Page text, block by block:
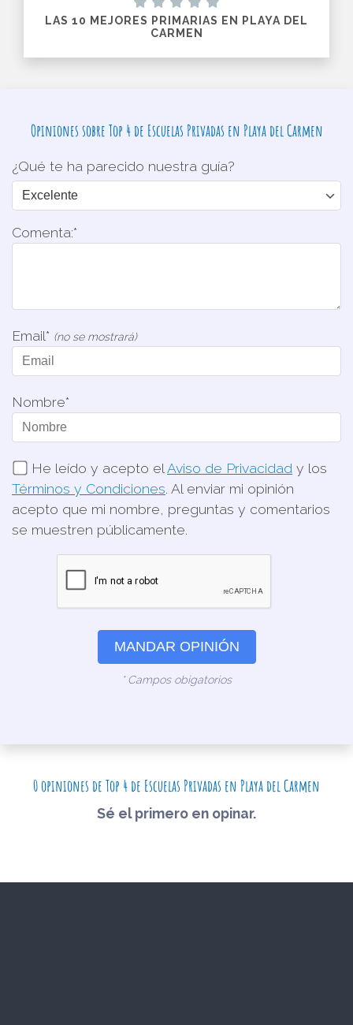
LAS 10 MEJORES PRIMARIAS EN PLAYA DEL
CARMEN
Opiniones sobre Top 4 de Escuelas Privadas en Playa del Carmen
¿Qué te ha parecido nuestra guía?
Comenta:*
Email* (no se mostrará)
Nombre*
He leído y acepto el Aviso de Privacidad y los
Términos y Condiciones. Al enviar mi opinión
acepto que mi nombre, preguntas y comentarios
se muestren públicamente.
MANDAR OPINIÓN
* Campos obigatorios
0 opiniones de Top 4 de Escuelas Privadas en Playa del Carmen
Sé el primero en opinar.